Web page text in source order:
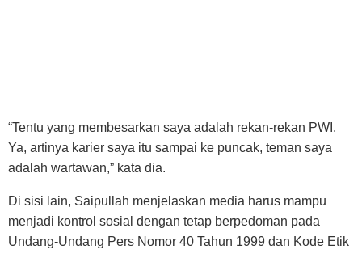
“Tentu yang membesarkan saya adalah rekan-rekan PWI.
Ya, artinya karier saya itu sampai ke puncak, teman saya
adalah wartawan,” kata dia.
Di sisi lain, Saipullah menjelaskan media harus mampu
menjadi kontrol sosial dengan tetap berpedoman pada
Undang-Undang Pers Nomor 40 Tahun 1999 dan Kode Etik